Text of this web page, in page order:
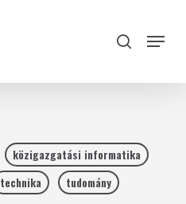
search
Menu
közigazgatási informatika
technika tudomány
Close